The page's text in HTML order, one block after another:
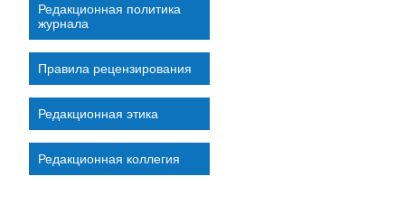
Редакционная политика
журнала
Правила рецензирования
Редакционная этика
Редакционная коллегия